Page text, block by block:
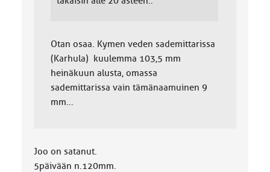
Otan osaa. Kymen veden sademittarissa
(Karhula) kuulemma 103,5 mm
heinäkuun alusta, omassa
sademittarissa vain tämänaamuinen 9
mm...
Joo on satanut.
5päivään n.120mm.